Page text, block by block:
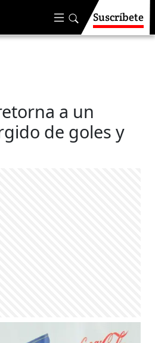
Suscríbete
a un
de goles y